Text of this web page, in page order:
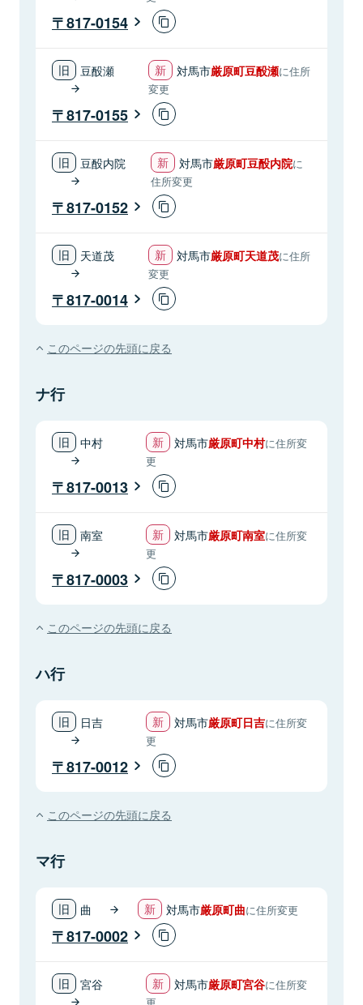
817-0154
豆酘瀬 対馬市厳原町豆酘瀬に住所
変更
817-0155
豆酘内院 対馬市厳原町豆酘内院に
住所変更
817-0152
天道茂 対馬市厳原町天道茂に住所
変更
817-0014
このページの先頭に戻る
ナ行
中村 対馬市厳原町中村に住所変
更
817-0013
南室 対馬市厳原町南室に住所変
更
817-0003
このページの先頭に戻る
ハ行
日吉 対馬市厳原町日吉に住所変
更
817-0012
このページの先頭に戻る
マ行
曲 対馬市厳原町曲に住所変更
817-0002
宮谷 対馬市厳原町宮谷に住所変
更